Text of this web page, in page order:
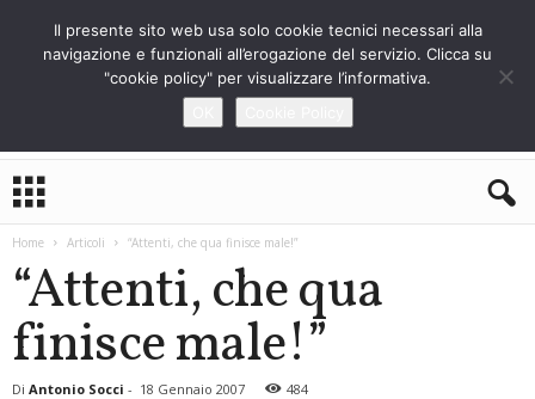
S
Home Articoli “Attenti, che qua finisce male!”
“Attenti, che qua
finisce male!”
Di Antonio Socci - 18 Gennaio 2007 484
Il presente sito web usa solo cookie tecnici necessari alla
navigazione e funzionali all’erogazione del servizio. Clicca su
"cookie policy" per visualizzare l’informativa.